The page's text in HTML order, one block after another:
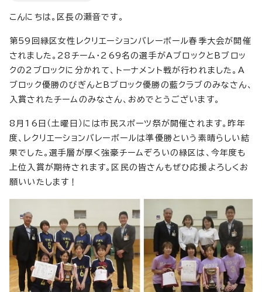
こんにちは。区長の瀬音です。
第59回緑区女性レクリエーションバレーボール春季大会が開催
されました。28チーム・269名の選手がAブロックとBブロッ
クの2ブロックに分かれて、トーナメント戦が行われました。A
ブロック優勝のびぎんとBブロック優勝の藍クラブのみなさん、
入賞されたチームのみなさん、おめでとうございます。
8月16日（土曜日）には市民スポーツ祭が開催されます。昨年
度、レクリエーションバレーボールは準優勝という素晴らしい結
果でした。選手層が厚く強豪チームぞろいの緑区は、今年度も
上位入賞が期待されます。区民の皆さんもぜひ応援よろしくお
願いいたします！